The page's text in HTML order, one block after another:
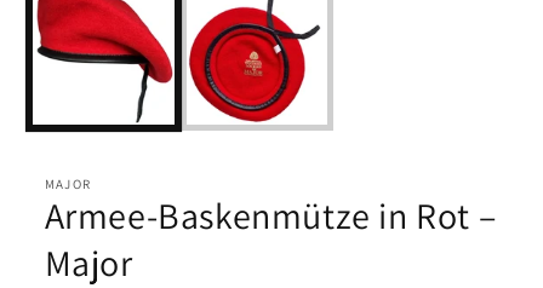
öffnen
MAJOR
Armee-Baskenmütze in Rot –
Major